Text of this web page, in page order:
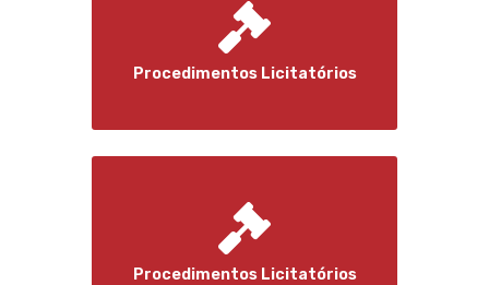
Procedimentos Licitatórios
Procedimentos Licitatórios